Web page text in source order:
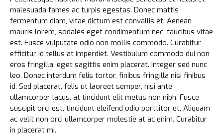
malesuada fames ac turpis egestas. Donec mattis
fermentum diam, vitae dictum est convallis et. Aenean
mauris lorem, sodales eget condimentum nec, faucibus vitae
est. Fusce vulputate odio non mollis commodo. Curabitur
efficitur id tellus at imperdiet. Vestibulum commodo dui non
eros fringilla, eget sagittis enim placerat. Integer sed nunc
leo. Donec interdum felis tortor, finibus fringilla nisi finibus
id. Sed placerat, felis ut laoreet semper, nisi ante
ullamcorper lacus, at tincidunt elit metus non nibh. Fusce
suscipit orci est, tincidunt eleifend odio porttitor et. Aliquam
ac velit non orci ullamcorper molestie at ac enim. Curabitur
in placerat mi.